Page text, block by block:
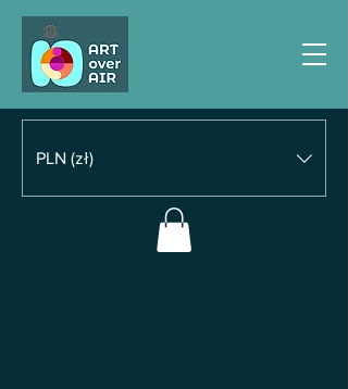
PLN (zł)